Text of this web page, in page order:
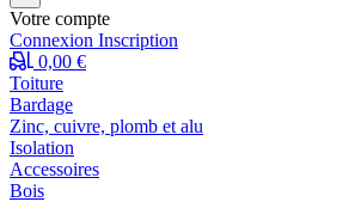
Votre compte
Connexion Inscription
0,00 €
Toiture
Bardage
Zinc, cuivre, plomb et alu
Isolation
Accessoires
Bois